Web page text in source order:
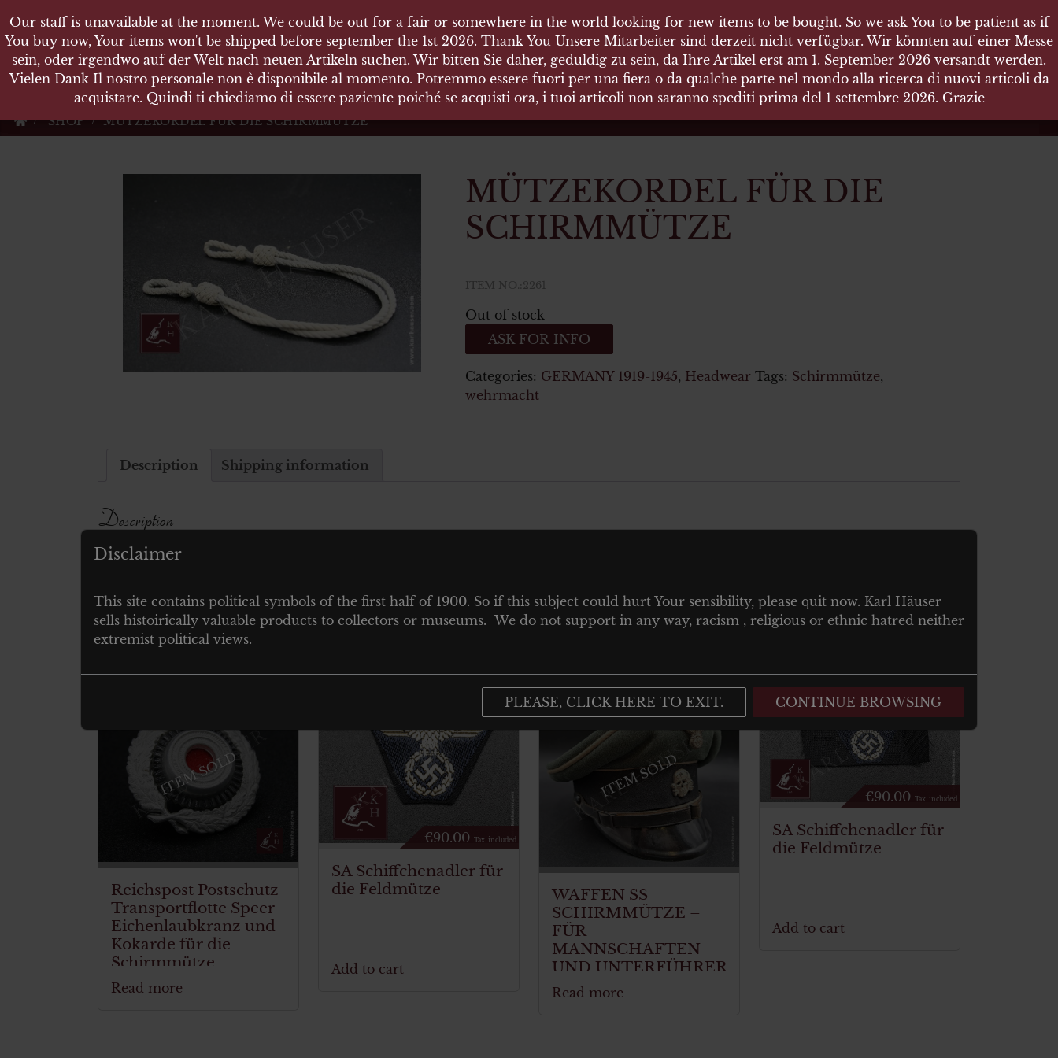
KARL HÄUSER
Militärische Antiquitäten und Waffen Vermittlung
SHOP MÜTZEKORDEL FÜR DIE SCHIRMMÜTZE
MÜTZEKORDEL FÜR DIE
SCHIRMMÜTZE
ITEM NO.:2261
Out of stock
ASK FOR INFO
Categories: GERMANY 1919-1945, Headwear Tags: Schirmmütze,
wehrmacht
Description Shipping information
Description
MÜTZEKORDEL FÜR DIE SCHIRMMÜTZE
Related products
ITEM SOLD
Reichspost Postschutz
Transportflotte Speer
Eichenlaubkranz und
Kokarde für die
Schirmmütze
Read more
€90.00 Tax. included
SA Schiffchenadler für
die Feldmütze
Add to cart
ITEM SOLD
WAFFEN SS
SCHIRMMÜTZE –
FÜR
MANNSCHAFTEN
UND UNTERFÜHRER
DER INFANTERIE
Read more
€90.00 Tax. included
SA Schiffchenadler für
die Feldmütze
Add to cart
Our staff is unavailable at the moment. We could be out for a fair or somewhere in the world looking for new items to be bought. So we ask You to be patient as if
You buy now, Your items won't be shipped before september the 1st 2026. Thank You Unsere Mitarbeiter sind derzeit nicht verfügbar. Wir könnten auf einer Messe
sein, oder irgendwo auf der Welt nach neuen Artikeln suchen. Wir bitten Sie daher, geduldig zu sein, da Ihre Artikel erst am 1. September 2026 versandt werden.
Vielen Dank Il nostro personale non è disponibile al momento. Potremmo essere fuori per una fiera o da qualche parte nel mondo alla ricerca di nuovi articoli da
acquistare. Quindi ti chiediamo di essere paziente poiché se acquisti ora, i tuoi articoli non saranno spediti prima del 1 settembre 2026. Grazie
Our staff is unavailable at the moment. We could be out for a fair or somewhere in the world looking for new items to be bought. So we ask You to be patient as if
You buy now, Your items won't be shipped before september the 1st 2026. Thank You Unsere Mitarbeiter sind derzeit nicht verfügbar. Wir könnten auf einer Messe
sein, oder irgendwo auf der Welt nach neuen Artikeln suchen. Wir bitten Sie daher, geduldig zu sein, da Ihre Artikel erst am 1. September 2026 versandt werden.
Vielen Dank Il nostro personale non è disponibile al momento. Potremmo essere fuori per una fiera o da qualche parte nel mondo alla ricerca di nuovi articoli da
acquistare. Quindi ti chiediamo di essere paziente poiché se acquisti ora, i tuoi articoli non saranno spediti prima del 1 settembre 2026. Grazie
Disclaimer
This site contains political symbols of the first half of 1900. So if this subject could hurt Your sensibility, please quit now. Karl Häuser
sells histoirically valuable products to collectors or museums. We do not support in any way, racism , religious or ethnic hatred neither
extremist political views.
PLEASE, CLICK HERE TO EXIT. CONTINUE BROWSING